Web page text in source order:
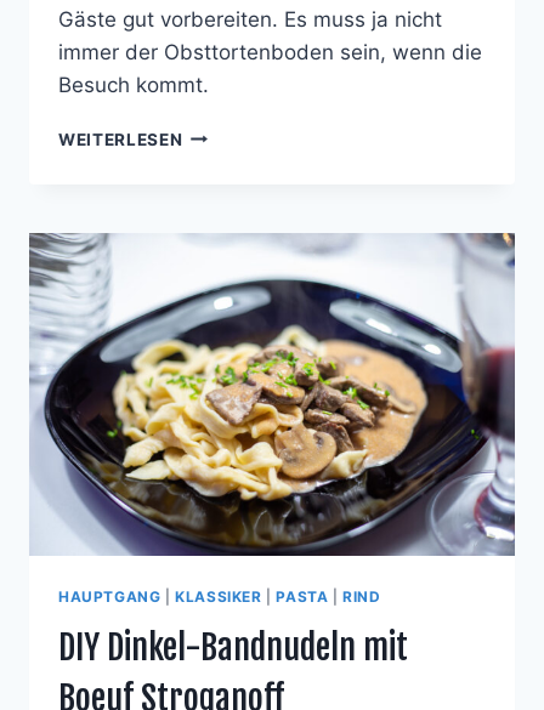
Gäste gut vorbereiten. Es muss ja nicht
immer der Obsttortenboden sein, wenn die
Besuch kommt.
WEITERLESEN MACADAMIA
KARAMELL-
HAUPTGANG |KLASSIKER |PASTA |RIND
DIY Dinkel-Bandnudeln mit
Boeuf Stroganoff